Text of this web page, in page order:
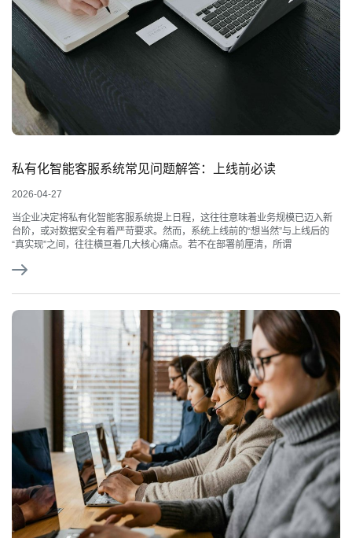
私有化智能客服系统常见问题解答：上线前必读
2026-04-27
当企业决定将私有化智能客服系统提上日程，这往往意味着业务规模已迈入新
台阶，或对数据安全有着严苛要求。然而，系统上线前的“想当然”与上线后的
“真实现”之间，往往横亘着几大核心痛点。若不在部署前厘清，所谓